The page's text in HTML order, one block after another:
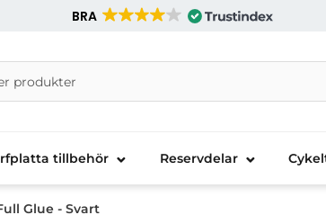
BRA
Telecom AB
tillbehör Reservdelar
Glue - Svart